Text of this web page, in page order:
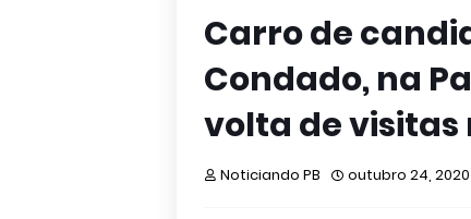
Carro de
Condado, na
volta de visitas
Noticiando PB outubro 24, 2020